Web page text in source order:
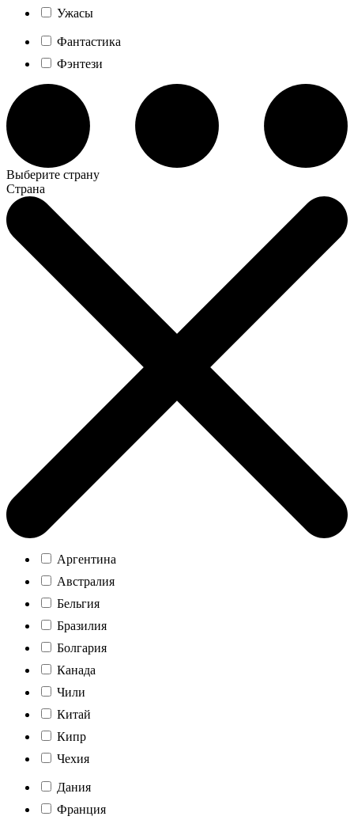
Ужасы
Фантастика
Фэнтези
Выберите страну
Страна
Аргентина
Австралия
Бельгия
Бразилия
Болгария
Канада
Чили
Китай
Кипр
Чехия
Дания
Франция